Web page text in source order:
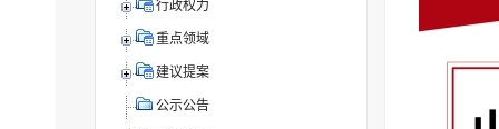
行政权力
重点领域
建议提案
公示公告